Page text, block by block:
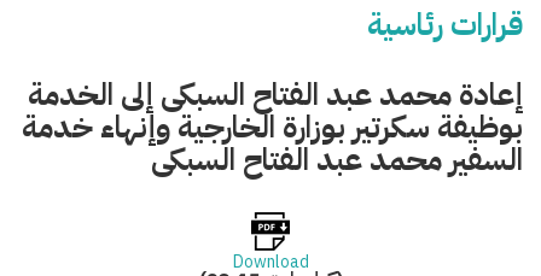
قرارات رئاسية
إعادة محمد عبد الفتاح السبكى إلى الخدمة
بوظيفة سكرتير بوزارة الخارجية وإنهاء خدمة
السفير محمد عبد الفتاح السبكى
Download